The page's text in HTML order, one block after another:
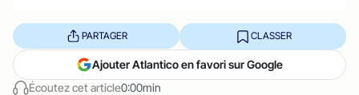
Écoutez cet article0:00min
PARTAGER CLASSER
Ajouter Atlantico en favori sur Google